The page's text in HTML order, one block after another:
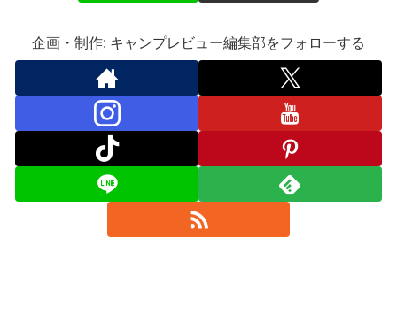
企画・制作: キャンプレビュー編集部をフォローする